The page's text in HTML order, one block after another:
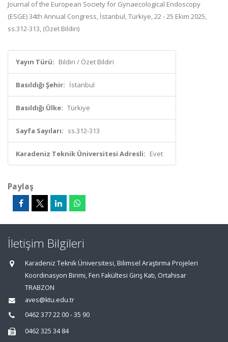
Journal of the European Society for Gynaecological Endoscopy
(ESGE) 34th Annual Congress, İstanbul, Türkiye, 22 - 25 Ekim 2025,
ss.312-313, (Özet Bildiri)
Yayın Türü: Bildiri / Özet Bildiri
Basıldığı Şehir: İstanbul
Basıldığı Ülke: Türkiye
Sayfa Sayıları: ss.312-313
Karadeniz Teknik Üniversitesi Adresli: Evet
Paylaş
İletişim Bilgileri
Karadeniz Teknik Üniversitesi, Bilimsel Araştırma Projeleri
Koordinasyon Birimi, Fen Fakültesi Giriş Katı, Ortahisar
TRABZON
aves@ktu.edu.tr
0462 377 22 00 - 35 90
0462 325 34 84